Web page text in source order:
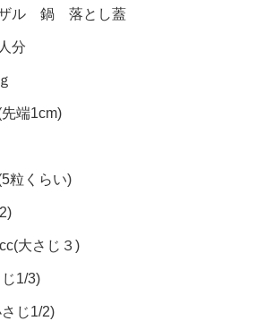
ザル 鍋 落とし蓋
分
端1cm)
粒くらい)
大さじ３)
1/3)
じ1/2)